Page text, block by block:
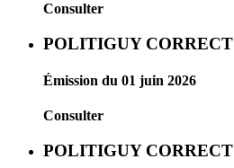
Consulter
POLITIGUY CORRECT
Émission du 01 juin 2026
Consulter
POLITIGUY CORRECT